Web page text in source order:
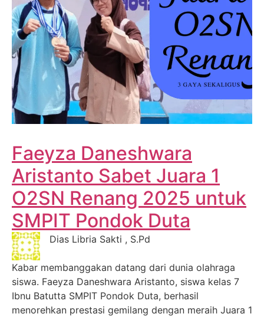
Faeyza Daneshwara
Aristanto Sabet Juara 1
O2SN Renang 2025 untuk
SMPIT Pondok Duta
Dias Libria Sakti , S.Pd
Kabar membanggakan datang dari dunia olahraga
siswa. Faeyza Daneshwara Aristanto, siswa kelas 7
Ibnu Batutta SMPIT Pondok Duta, berhasil
menorehkan prestasi gemilang dengan meraih Juara 1